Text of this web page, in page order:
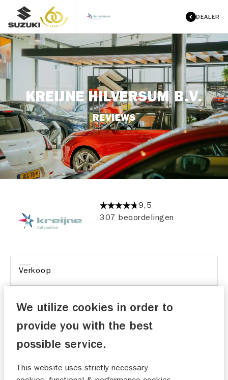
DEALER
KREIJNE HILVERSUM B.V.
REVIEWS
9,5
307 beoordelingen
Verkoop
voorkant heldere uitleg over de te verwachten
We utilize cookies in order to
provide you with the best
possible service.
This website uses strictly necessary